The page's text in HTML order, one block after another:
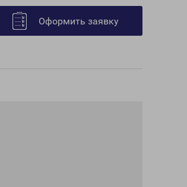
Оформить заявку